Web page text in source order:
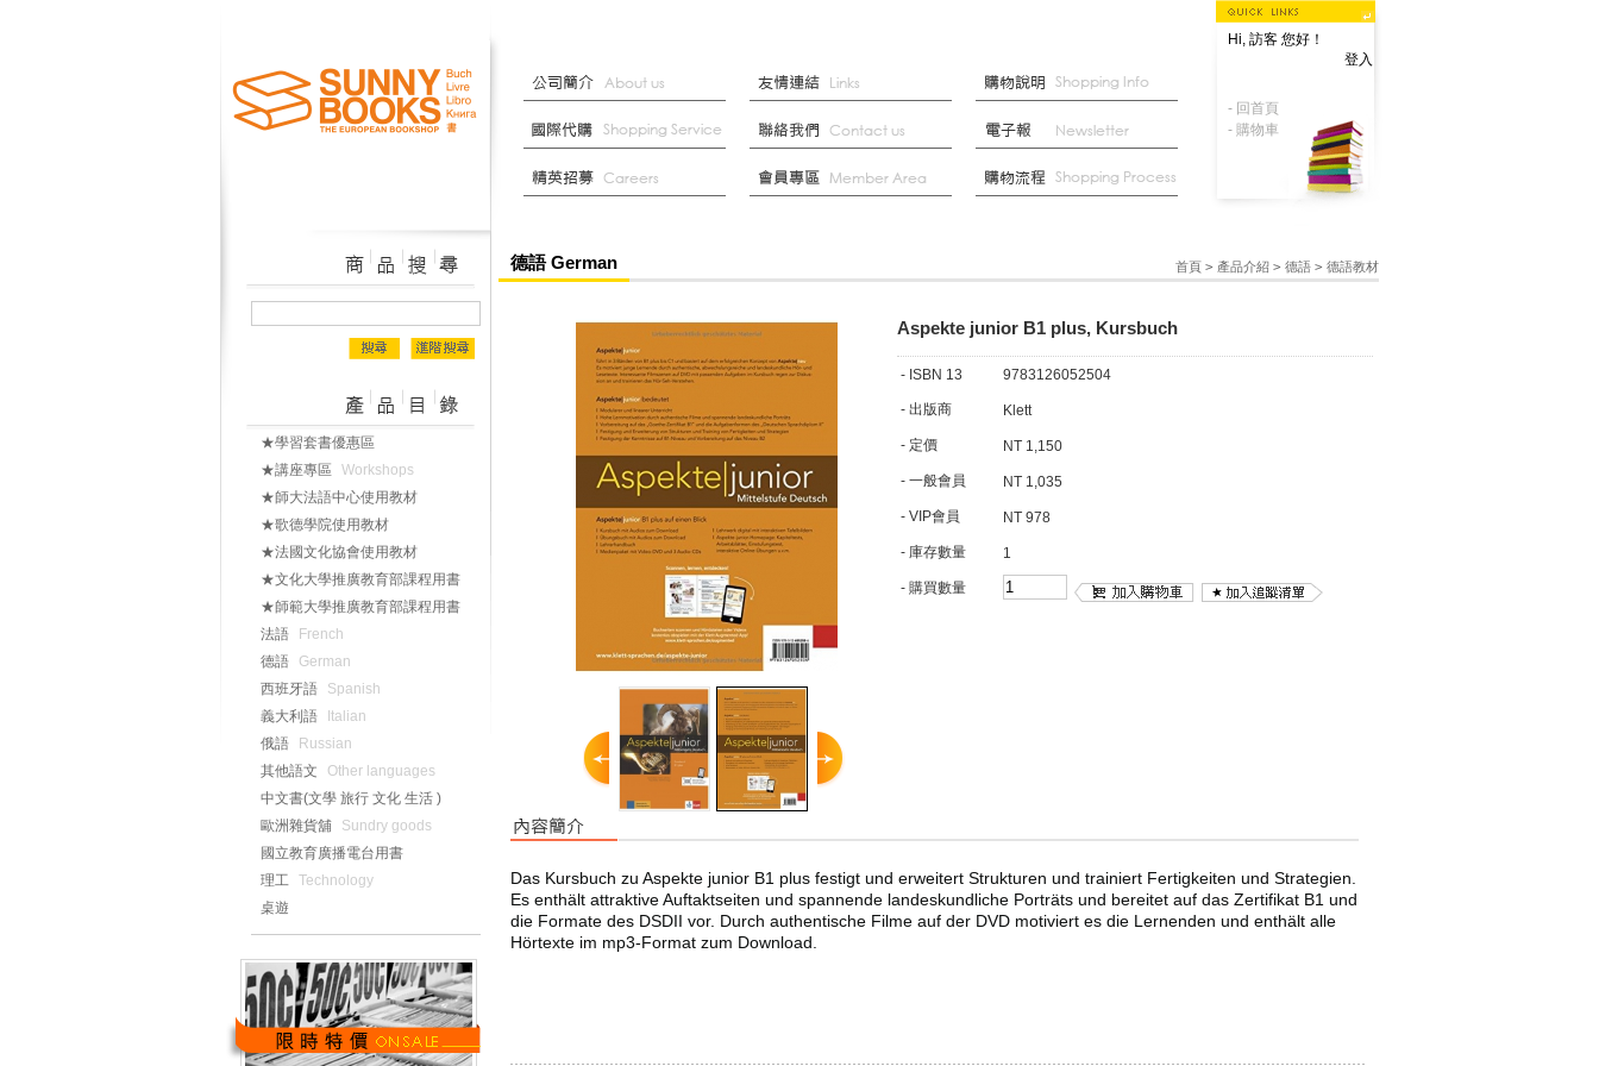
Hi, 訪客 您好！
登入
- 回首頁
- 購物車
★學習套書優惠區
★講座專區
Workshops
★師大法語中心使用教材
★歌德學院使用教材
★法國文化協會使用教材
★文化大學推廣教育部課程用書
★師範大學推廣教育部課程用書
法語
French
德語
German
西班牙語
Spanish
義大利語
Italian
俄語
Russian
其他語文
Other languages
中文書(文學 旅行 文化 生活 )
歐洲雜貨舖
Sundry goods
國立教育廣播電台用書
理工
Technology
桌遊
德語 German 首頁 > 產品介紹 > 德語 > 德語教材
Aspekte junior B1 plus, Kursbuch
- ISBN 13 9783126052504
- 出版商 Klett
- 定價 NT 1,150
- 一般會員 NT 1,035
- VIP會員 NT 978
- 庫存數量 1
- 購買數量
Das Kursbuch zu Aspekte junior B1 plus festigt und erweitert Strukturen und trainiert Fertigkeiten und Strategien.
Es enthält attraktive Auftaktseiten und spannende landeskundliche Porträts und bereitet auf das Zertifikat B1 und
die Formate des DSDII vor. Durch authentische Filme auf der DVD motiviert es die Lernenden und enthält alle
Hörtexte im mp3-Format zum Download.